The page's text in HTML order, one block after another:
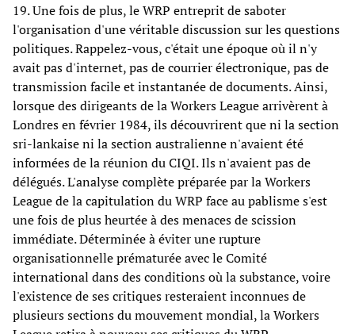
19. Une fois de plus, le WRP entreprit de saboter
l'organisation d'une véritable discussion sur les questions
politiques. Rappelez-vous, c'était une époque où il n'y
avait pas d'internet, pas de courrier électronique, pas de
transmission facile et instantanée de documents. Ainsi,
lorsque des dirigeants de la Workers League arrivèrent à
Londres en février 1984, ils découvrirent que ni la section
sri-lankaise ni la section australienne n'avaient été
informées de la réunion du CIQI. Ils n'avaient pas de
délégués. L'analyse complète préparée par la Workers
League de la capitulation du WRP face au pablisme s'est
une fois de plus heurtée à des menaces de scission
immédiate. Déterminée à éviter une rupture
organisationnelle prématurée avec le Comité
international dans des conditions où la substance, voire
l'existence de ses critiques resteraient inconnues de
plusieurs sections du mouvement mondial, la Workers